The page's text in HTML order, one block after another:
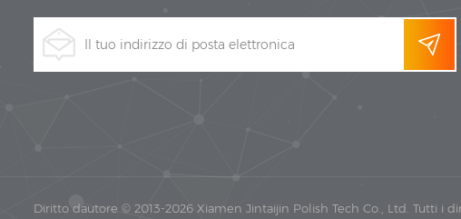
Diritto dautore © 2013-2026 Xiamen Jintaijin Polish Tech Co., Ltd. Tutti i